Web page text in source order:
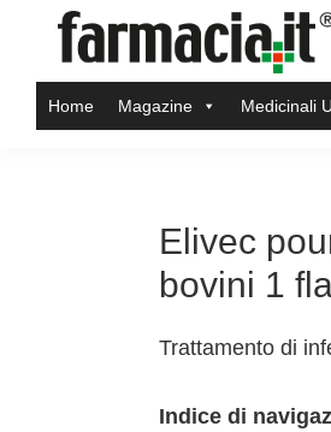
primary
main
primary
footerFarmacia.it
magazine
Home Magazine Medicinali
Elivec
bovini 1
Trattamento di
Indice di